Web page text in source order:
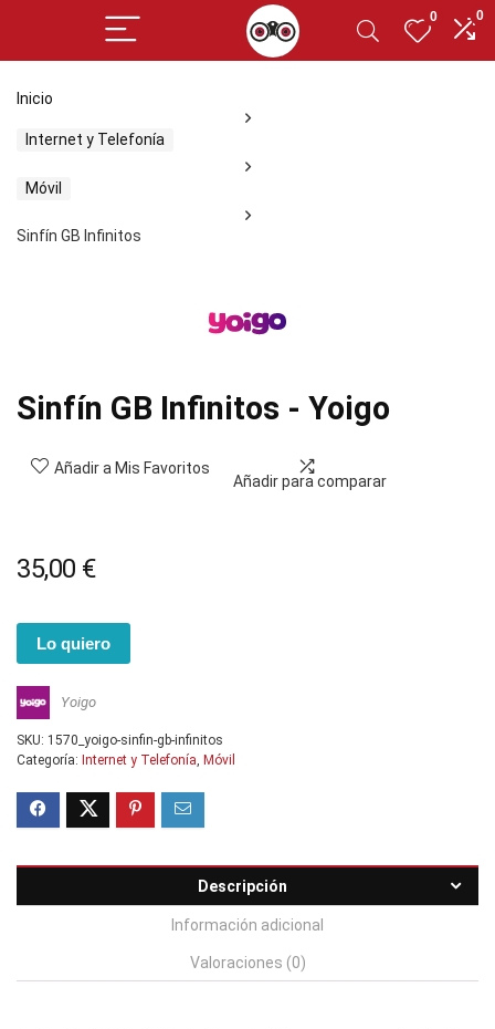
0 0
Inicio
Internet y Telefonía
Móvil
Sinfín GB Infinitos
Sinfín GB Infinitos - Yoigo
Añadir a Mis Favoritos
Añadir para comparar
35,00 €
Lo quiero
Yoigo
SKU: 1570_yoigo-sinfin-gb-infinitos
Categoría: Internet y Telefonía, Móvil
Descripción
Información adicional
Valoraciones (0)